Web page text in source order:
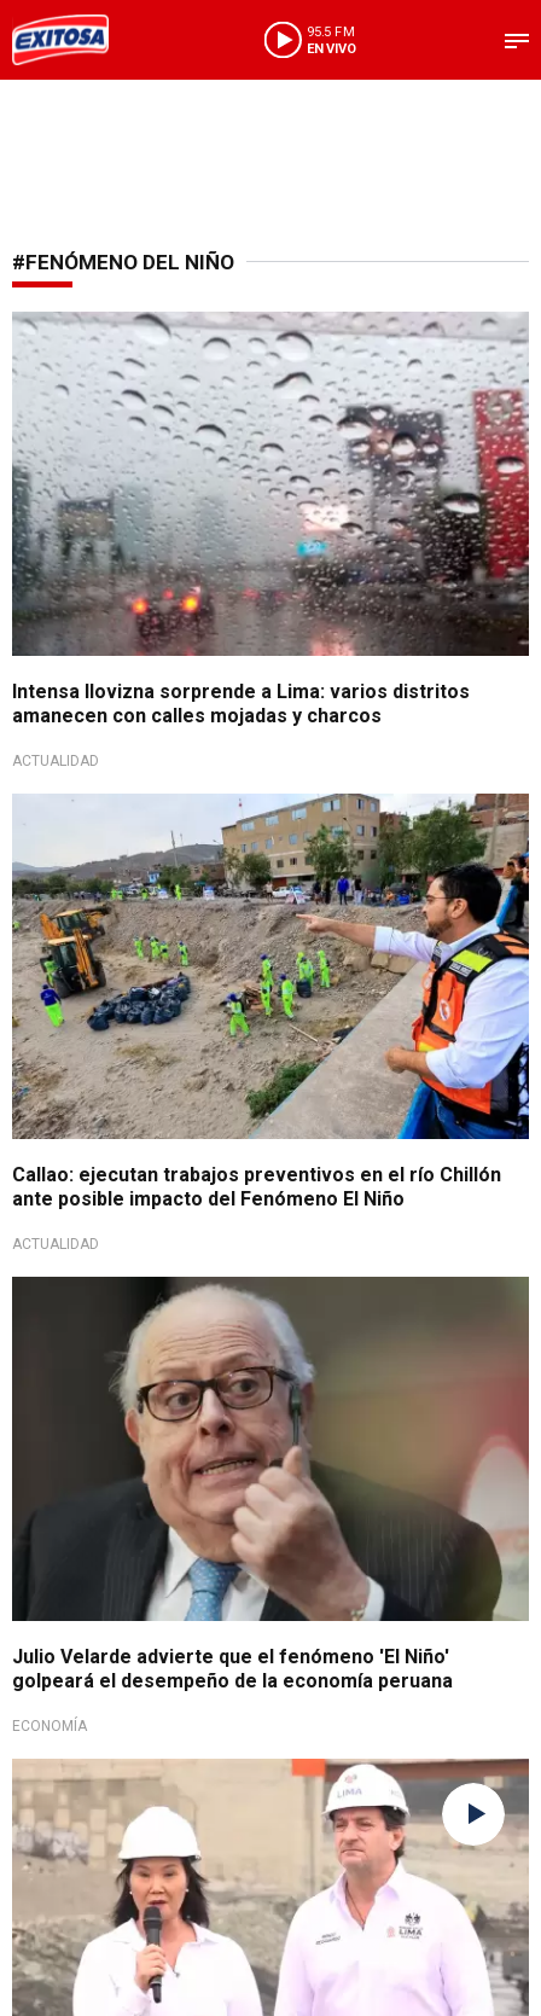
95.5 FM
EN VIVO
#FENÓMENO DEL NIÑO
Lluvia nocturna
Intensa llovizna sorprende a Lima: varios distritos
amanecen con calles mojadas y charcos
ACTUALIDAD
Callao: ejecutan trabajos preventivos en el río Chillón
ante posible impacto del Fenómeno El Niño
ACTUALIDAD
Julio Velarde advierte que el fenómeno 'El Niño'
golpeará el desempeño de la economía peruana
ECONOMÍA
Ambos están preocupados